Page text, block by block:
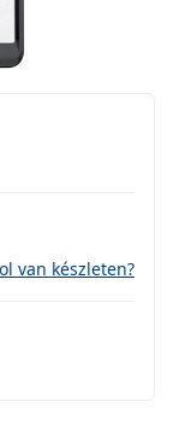
van készleten?